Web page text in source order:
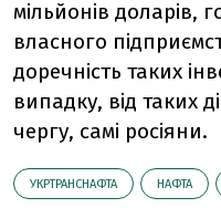
мільйонів доларів,
власного
доречність таких
випадку, від таких
чергу, самі росіяни.
УКРТРАНСНАФТА НАФТА